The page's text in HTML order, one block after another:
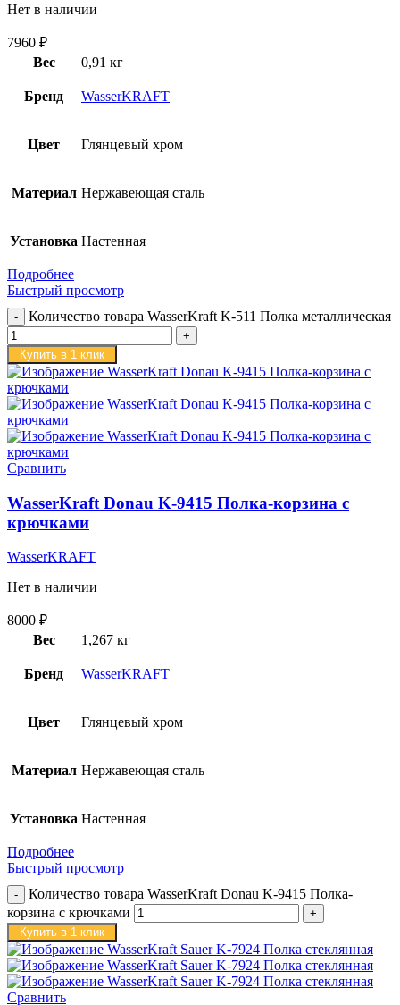
Нет в наличии
7960 ₽
Вес
0,91 кг
Бренд WasserKRAFT
Цвет Глянцевый хром
Материал Нержавеющая сталь
Установка Настенная
Подробнее
Быстрый просмотр
Количество товара WasserKraft K-511 Полка металлическая
Купить в 1 клик
Сравнить
WasserKraft Donau K-9415 Полка-корзина с
крючками
WasserKRAFT
Нет в наличии
8000 ₽
Вес
1,267 кг
Бренд WasserKRAFT
Цвет Глянцевый хром
Материал Нержавеющая сталь
Установка Настенная
Подробнее
Быстрый просмотр
Количество товара WasserKraft Donau K-9415 Полка-
корзина с крючками
Купить в 1 клик
Сравнить